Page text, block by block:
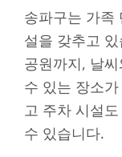
송파구는 가족
설을 갖추고
공원까지, 날
수 있는 장소
고 주차 시설
수 있습니다.